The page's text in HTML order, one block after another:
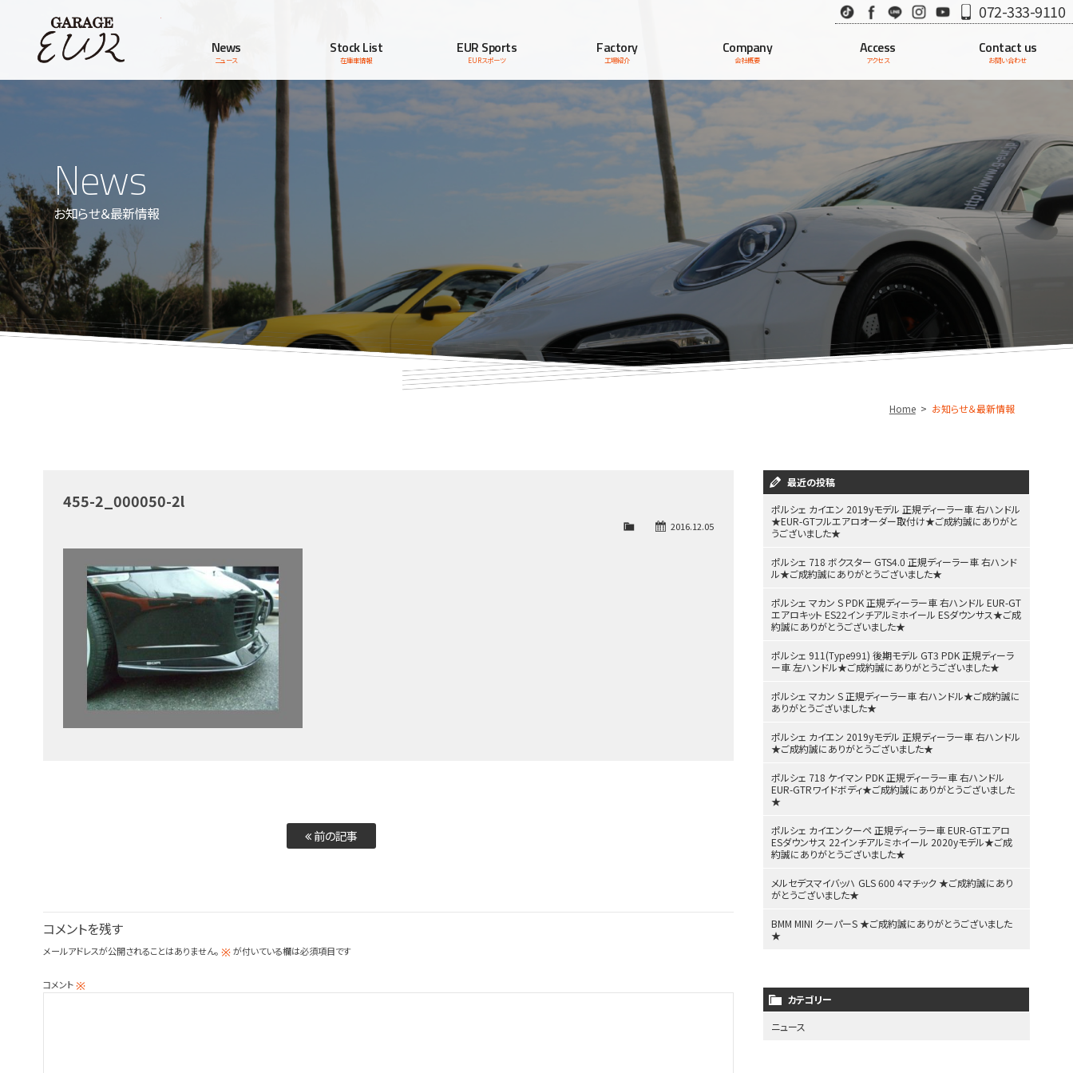
TikTok Facebook
LINE InstagramYoutube072-333-9110
News
ニュース
Stock List
在庫車情報
EUR Sports
EURスポーツ
Factory
工場紹介
Company
会社概要
Access
アクセス
Contact us
お問い合わせ
News
お知らせ＆最新情報
Home お知らせ＆最新情報
455-2_000050-2l
2016.12.05
前の記事
コメントを残す
メールアドレスが公開されることはありません。 ※が付いている欄は必須項目です
コメント※
最近の投稿
ポルシェ カイエン 2019yモデル 正規ディーラー車 右ハンドル
★EUR-GTフルエアロオーダー取付け★ご成約誠にありがと
うございました★
ポルシェ 718 ボクスター GTS4.0 正規ディーラー車 右ハンド
ル★ご成約誠にありがとうございました★
ポルシェ マカン S PDK 正規ディーラー車 右ハンドル EUR-GT
エアロキット ES22インチアルミホイール ESダウンサス★ご成
約誠にありがとうございました★
ポルシェ 911(Type991) 後期モデル GT3 PDK 正規ディーラ
ー車 左ハンドル★ご成約誠にありがとうございました★
ポルシェ マカン S 正規ディーラー車 右ハンドル★ご成約誠に
ありがとうございました★
ポルシェ カイエン 2019yモデル 正規ディーラー車 右ハンドル
★ご成約誠にありがとうございました★
ポルシェ 718 ケイマン PDK 正規ディーラー車 右ハンドル
EUR-GTRワイドボディ★ご成約誠にありがとうございました
★
ポルシェ カイエンクーペ 正規ディーラー車 EUR-GTエアロ
ESダウンサス 22インチアルミホイール 2020yモデル★ご成
約誠にありがとうございました★
メルセデスマイバッハ GLS 600 4マチック ★ご成約誠にあり
がとうございました★
BMM MINI クーパーS ★ご成約誠にありがとうございました
★
カテゴリー
ニュース